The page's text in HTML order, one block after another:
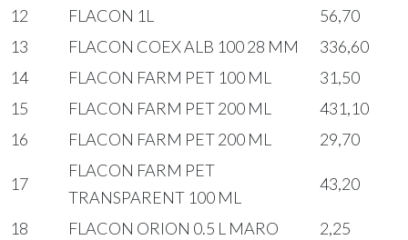
12 FLACON 1L
56,70
13
FLACON COEX ALB 100 28 MM
336,60
14
FLACON FARM PET 100 ML
31,50
15
FLACON FARM PET 200 ML
431,10
16
FLACON FARM PET 200 ML 29,70
17
FLACON FARM PET
TRANSPARENT 100 ML
43,20
18 FLACON ORION 0.5 L MARO
2,25